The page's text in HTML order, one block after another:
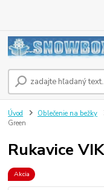
Úvod Oblečenie na bežky
Green
Rukavice
Akcia